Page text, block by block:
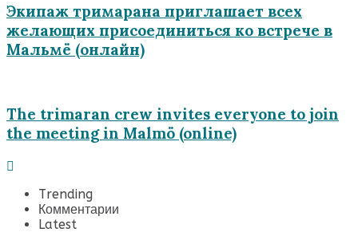
Экипаж тримарана приглашает всех
желающих присоединиться ко встрече в
Мальмё (онлайн)
The trimaran crew invites everyone to join
the meeting in Malmö (online)
Trending
Комментарии
Latest